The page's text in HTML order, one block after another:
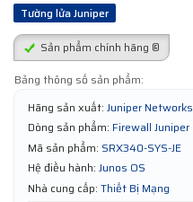
Tường lửa Juniper
Sản phẩm chính hãng ®
Bảng thông số sản phẩm:
Hãng sản xuất: Juniper Networks
Dòng sản phẩm: Firewall Juniper
Mã sản phẩm: SRX340-SYS-JE
Hệ điều hành: Junos OS
Nhà cung cấp: Thiết Bị Mạng